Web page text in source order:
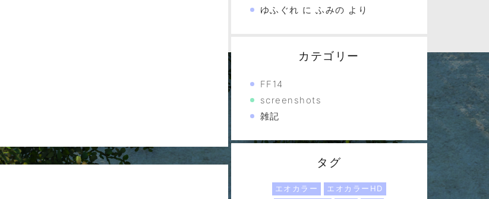
ゆふぐれ に ふみの より
カテゴリー
FF14
screenshots
雑記
タグ
エオカラー
エオカラーHD